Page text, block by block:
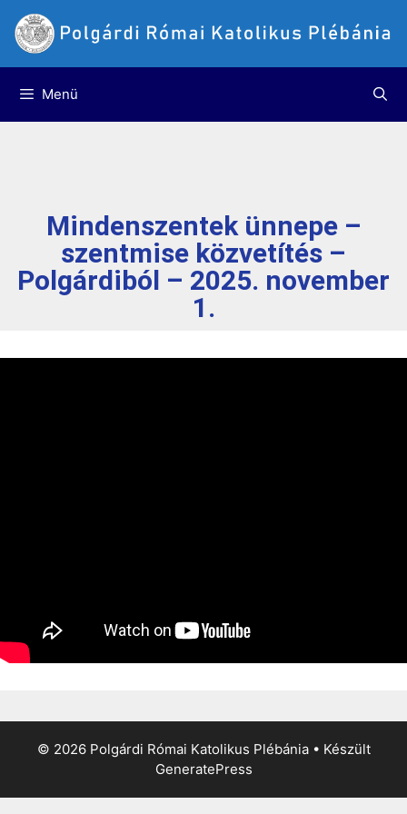
Menü
Mindenszentek ünnepe –
szentmise közvetítés –
Polgárdiból – 2025. november
1.
© 2026 Polgárdi Római Katolikus Plébánia• Készült
GeneratePress